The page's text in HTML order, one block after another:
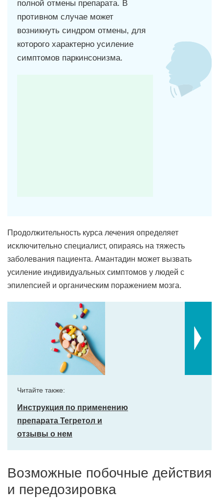
полной отмены препарата. В
противном случае может
возникнуть синдром отмены, для
которого характерно усиление
симптомов паркинсонизма.
Продолжительность курса лечения определяет
исключительно специалист, опираясь на тяжесть
заболевания пациента. Амантадин может вызвать
усиление индивидуальных симптомов у людей с
эпилепсией и органическим поражением мозга.
Читайте также:
Инструкция по применению
препарата Тегретол и
отзывы о нем
Возможные побочные действия
и передозировка